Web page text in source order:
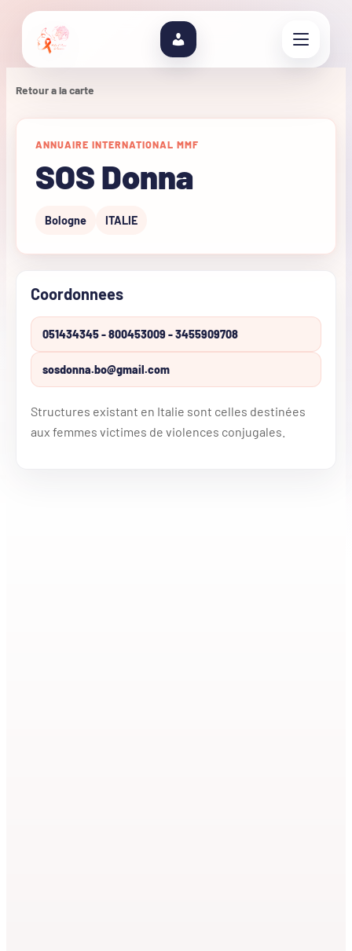
Retour a la carte
ANNUAIRE INTERNATIONAL MMF
SOS Donna
Bologne ITALIE
Coordonnees
051434345 - 800453009 - 3455909708
sosdonna.bo@gmail.com
Structures existant en Italie sont celles destinées
aux femmes victimes de violences conjugales.